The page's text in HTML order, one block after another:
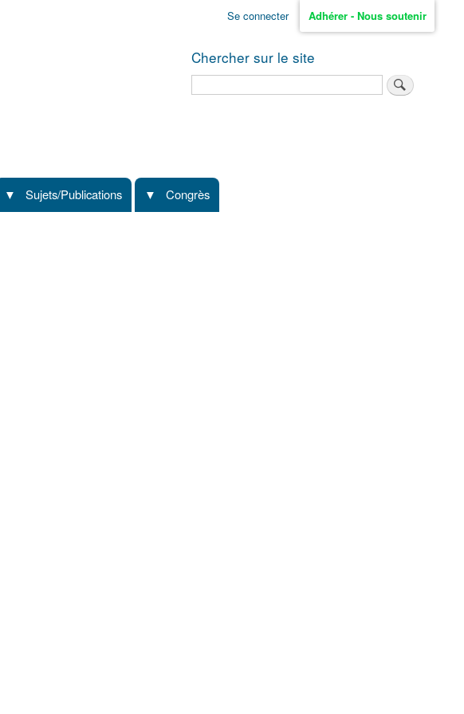
Se connecter Adhérer - Nous soutenir
Chercher sur le site
Sujets/Publications Congrès